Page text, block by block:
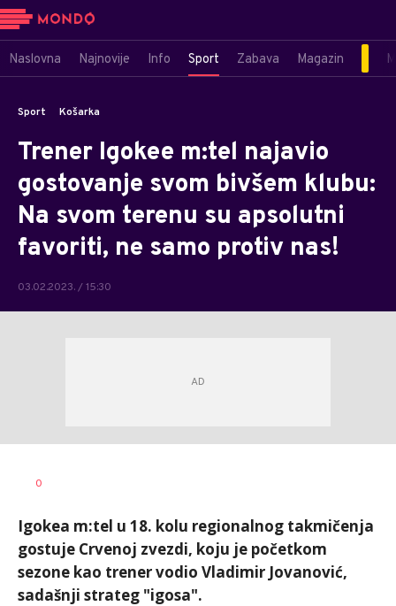
Naslovna Najnovije Info Sport Zabava Magazin
Sport Košarka
Trener Igokee m:tel najavio
gostovanje svom bivšem klubu:
Na svom terenu su apsolutni
favoriti, ne samo protiv nas!
03.02.2023. / 15:30
AUTOR
0
Igokea m:tel u 18. kolu regionalnog takmičenja
gostuje Crvenoj zvezdi, koju je početkom
sezone kao trener vodio Vladimir Jovanović,
sadašnji strateg "igosa".